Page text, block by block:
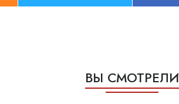
ВЫ СМОТРЕЛИ